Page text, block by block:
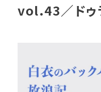
vol.43／ドゥ